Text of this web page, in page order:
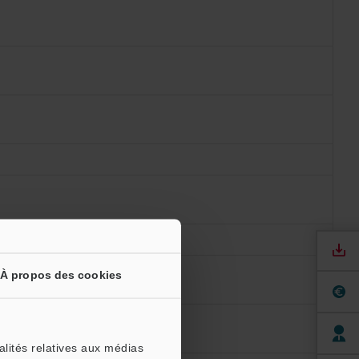
À propos des cookies
relatives aux médias
Y et Z